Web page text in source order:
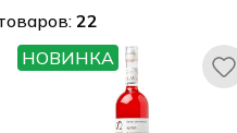
22
НОВИНКА